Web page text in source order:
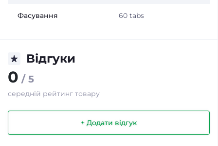
Фасування 60 tabs
Відгуки
0 / 5
середній рейтинг товару
+ Додати відгук